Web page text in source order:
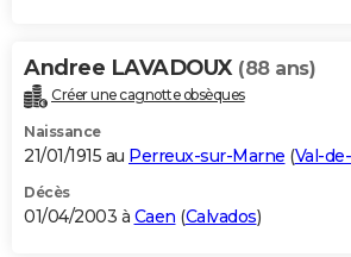
Andree LAVADOUX (88 ans)
Créer une cagnotte obsèques
Naissance
21/01/1915 au Perreux-sur-Marne (Val-
Décès
01/04/2003 à Caen (Calvados)